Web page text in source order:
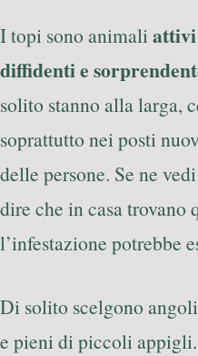
I topi sono animali
diffidenti e
solito stanno alla larga,
soprattutto nei posti
delle persone. Se ne
dire che in casa trovano
l’infestazione potrebbe
Di solito scelgono
e pieni di piccoli appigli.